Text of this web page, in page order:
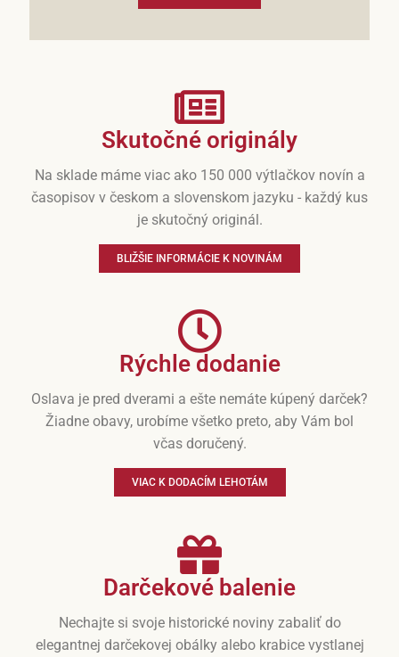
Skutočné originály
Na sklade máme viac ako 150 000 výtlačkov novín a
časopisov v českom a slovenskom jazyku - každý kus
je skutočný originál.
BLIŽŠIE INFORMÁCIE K NOVINÁM
Rýchle dodanie
Oslava je pred dverami a ešte nemáte kúpený darček?
Žiadne obavy, urobíme všetko preto, aby Vám bol
včas doručený.
VIAC K DODACÍM LEHOTÁM
Darčekové balenie
Nechajte si svoje historické noviny zabaliť do
elegantnej darčekovej obálky alebo krabice vystlanej